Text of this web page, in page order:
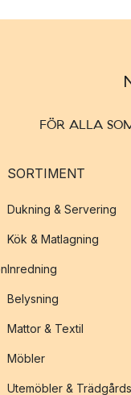
FÖR ALLA
SORTIMENT
Dukning & Servering
Kök & Matlagning
Inredning
Belysning
Mattor & Textil
Möbler
Utemöbler &